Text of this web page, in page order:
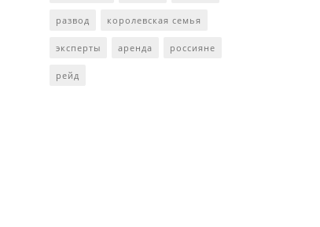
развод королевская семья
эксперты аренда россияне
рейд